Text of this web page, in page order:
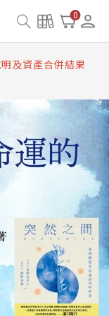
0
通與資產合併申
及資產合併結果
與書櫃開通申請